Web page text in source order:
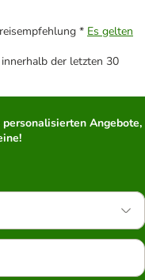
* Es gelten
der letzten 30
Angebote,